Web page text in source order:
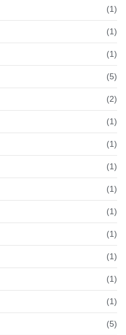
(1)
(1)
(1)
(5)
(2)
(1)
(1)
(1)
(1)
(1)
(1)
(1)
(1)
(1)
(5)